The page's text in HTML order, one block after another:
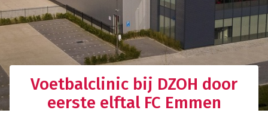
Voetbalclinic bij DZOH door
eerste elftal FC Emmen